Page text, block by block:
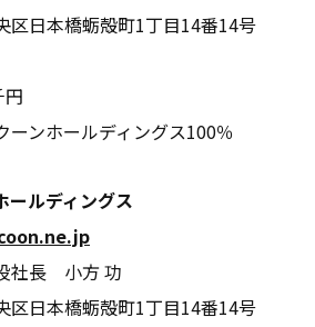
区日本橋蛎殻町1丁目14番14号
ーンホールディングス100％
ールディングス
社長 小方 功
区日本橋蛎殻町1丁目14番14号